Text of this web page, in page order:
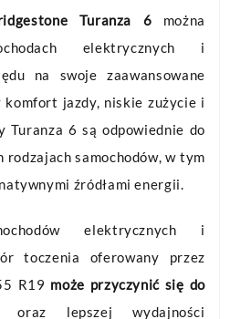
Turanza 6 można
elektrycznych i
na swoje zaawansowane
jazdy, niskie zużycie i
Turanza 6 są odpowiednie do
rodzajach samochodów, w tym
źródłami energii.
elektrycznych i
toczenia oferowany przez
R19 może przyczynić się do
oraz lepszej wydajności